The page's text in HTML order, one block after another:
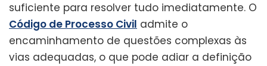
suficiente para resolver tudo imediatamente. O
Código de Processo Civil admite o
encaminhamento de questões complexas às
vias adequadas, o que pode adiar a definição